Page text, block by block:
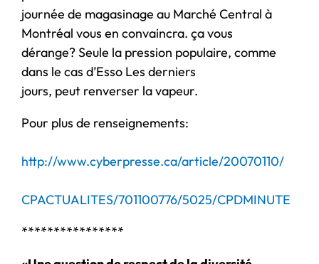
journée de magasinage au Marché Central à
Montréal vous en convaincra. ça vous
dérange? Seule la pression populaire, comme
dans le cas d’Esso Les derniers
jours, peut renverser la vapeur.
Pour plus de renseignements:
http://www.cyberpresse.ca/article/20070110/
CPACTUALITES/701100776/5025/CPDMINUTE
****************